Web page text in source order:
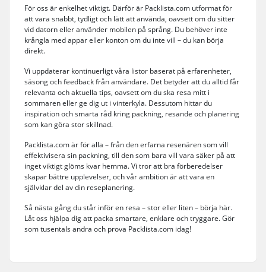
För oss är enkelhet viktigt. Därför är Packlista.com utformat för
att vara snabbt, tydligt och lätt att använda, oavsett om du sitter
vid datorn eller använder mobilen på språng. Du behöver inte
krångla med appar eller konton om du inte vill – du kan börja
direkt.
Vi uppdaterar kontinuerligt våra listor baserat på erfarenheter,
säsong och feedback från användare. Det betyder att du alltid får
relevanta och aktuella tips, oavsett om du ska resa mitt i
sommaren eller ge dig ut i vinterkyla. Dessutom hittar du
inspiration och smarta råd kring packning, resande och planering
som kan göra stor skillnad.
Packlista.com är för alla – från den erfarna resenären som vill
effektivisera sin packning, till den som bara vill vara säker på att
inget viktigt glöms kvar hemma. Vi tror att bra förberedelser
skapar bättre upplevelser, och vår ambition är att vara en
självklar del av din reseplanering.
Så nästa gång du står inför en resa – stor eller liten – börja här.
Låt oss hjälpa dig att packa smartare, enklare och tryggare. Gör
som tusentals andra och prova Packlista.com idag!